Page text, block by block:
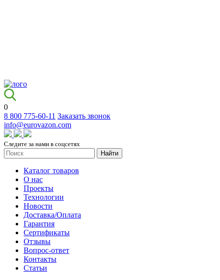
0
8 800 775-60-11 Заказать звонок
info@eurovazon.com
Следите за нами в соцсетях
Найти
Каталог товаров
О нас
Проекты
Технологии
Новости
Доставка/Оплата
Гарантия
Сертификаты
Отзывы
Вопрос-ответ
Контакты
Статьи